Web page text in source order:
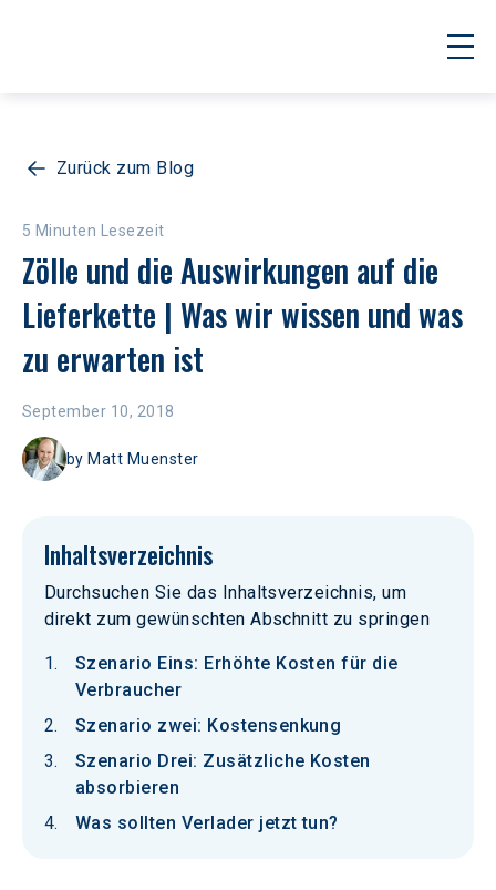
Zurück zum Blog
5 Minuten Lesezeit
Zölle und die Auswirkungen auf die
Lieferkette | Was wir wissen und was
zu erwarten ist
September 10, 2018
by Matt Muenster
Inhaltsverzeichnis
Durchsuchen Sie das Inhaltsverzeichnis, um
direkt zum gewünschten Abschnitt zu springen
Szenario Eins: Erhöhte Kosten für die
Verbraucher
Szenario zwei: Kostensenkung
Szenario Drei: Zusätzliche Kosten
absorbieren
Was sollten Verlader jetzt tun?